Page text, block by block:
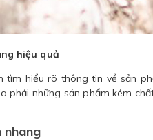
hiệu quả
hiểu rõ thông tin về sản
những sản phẩm kém
nhang